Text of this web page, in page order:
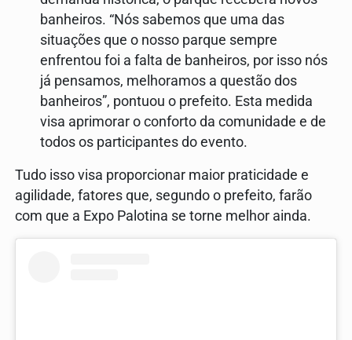
banheiros. “Nós sabemos que uma das
situações que o nosso parque sempre
enfrentou foi a falta de banheiros, por isso nós
já pensamos, melhoramos a questão dos
banheiros”, pontuou o prefeito. Esta medida
visa aprimorar o conforto da comunidade e de
todos os participantes do evento.
Tudo isso visa proporcionar maior praticidade e
agilidade, fatores que, segundo o prefeito, farão
com que a Expo Palotina se torne melhor ainda.